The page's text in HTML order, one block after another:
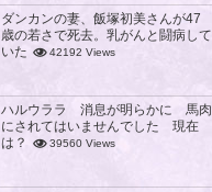
ダンカンの妻、飯塚初美さんが47
歳の若さで死去。乳がんと闘病して
いた
42192 Views
ハルウララ 消息が明らかに 馬肉
にされてはいませんでした 現在
は？
39560 Views